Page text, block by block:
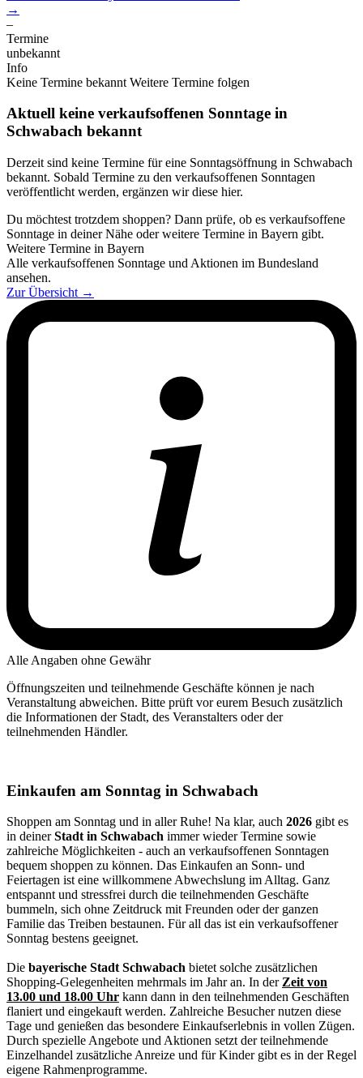
→
–
Termine
unbekannt
Info
Keine Termine bekannt Weitere Termine folgen
Aktuell keine verkaufsoffenen Sonntage in
Schwabach bekannt
Derzeit sind keine Termine für eine Sonntagsöffnung in Schwabach
bekannt. Sobald Termine zu den verkaufsoffenen Sonntagen
veröffentlicht werden, ergänzen wir diese hier.
Du möchtest trotzdem shoppen? Dann prüfe, ob es verkaufsoffene
Sonntage in deiner Nähe oder weitere Termine in Bayern gibt.
Weitere Termine in Bayern
Alle verkaufsoffenen Sonntage und Aktionen im Bundesland
ansehen.
Zur Übersicht →
Alle Angaben ohne Gewähr
Öffnungszeiten und teilnehmende Geschäfte können je nach
Veranstaltung abweichen. Bitte prüft vor eurem Besuch zusätzlich
die Informationen der Stadt, des Veranstalters oder der
teilnehmenden Händler.
Einkaufen am Sonntag in Schwabach
Shoppen am Sonntag und in aller Ruhe! Na klar, auch 2026 gibt es
in deinerStadt in Schwabach immer wieder Termine sowie
zahlreiche Möglichkeiten - auch an verkaufsoffenen Sonntagen
bequem shoppen zu können. Das Einkaufen an Sonn- und
Feiertagen ist eine willkommene Abwechslung im Alltag. Ganz
entspannt und stressfrei durch die teilnehmenden Geschäfte
bummeln, sich ohne Zeitdruck mit Freunden oder der ganzen
Familie das Treiben bestaunen. Für all das ist ein verkaufsoffener
Sonntag bestens geeignet.
Die bayerische Stadt Schwabach bietet solche zusätzlichen
Shopping-Gelegenheiten mehrmals im Jahr an. In der Zeit von
13.00 und 18.00 Uhr kann dann in den teilnehmenden Geschäften
flaniert und eingekauft werden. Zahlreiche Besucher nutzen diese
Tage und genießen das besondere Einkaufserlebnis in vollen Zügen.
Durch spezielle Angebote und Aktionen setzt der teilnehmende
Einzelhandel zusätzliche Anreize und für Kinder gibt es in der Regel
eigene Rahmenprogramme.